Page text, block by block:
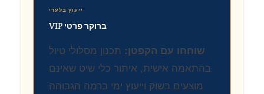
ייעוץ בלעדי
ברוקר פרטי VIP
שוחחו עם הקפטן: תכנון מסלולי טיול
בהתאמה אישית, איתור כלי שיט שאינם
מוצעים בשוק וייעוץ ימי ברמה הגבוהה